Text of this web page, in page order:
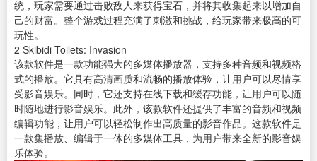
统，玩家需要通过击败敌人来获得宝石，并将其收集起来以增加自
己的财富。整个游戏过程充满了刺激和挑战，给玩家带来极高的可
玩性。
2 Skibidi Toilets: Invasion
该款软件是一款功能强大的多媒体播放器 ，支持多种音频和视频格
式的播放。它具有高清画质和流畅的播放体验，让用户可以尽情享
受影音娱乐。同时，它还支持在线下载和缓存功能，让用户可以随
时随地进行影音娱乐。此外，该款软件还提供了丰富的音频和视频
编辑功能，让用户可以轻松制作出高质量的影音作品。这款软件是
一款集播放、编辑于一体的多媒体工具，为用户带来全新的影音娱
乐体验。